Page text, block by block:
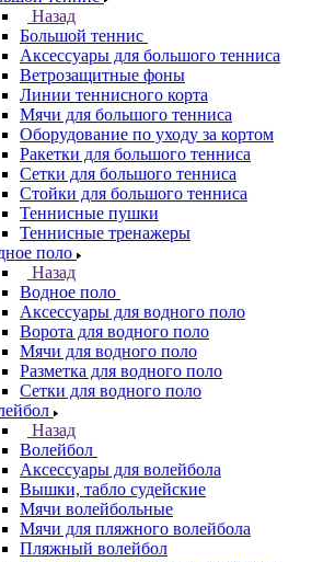
Назад
Большой теннис
Аксессуары для большого тенниса
Ветрозащитные фоны
Линии теннисного корта
Мячи для большого тенниса
Оборудование по уходу за кортом
Ракетки для большого тенниса
Сетки для большого тенниса
Стойки для большого тенниса
Теннисные пушки
Теннисные тренажеры
поло
Назад
Водное поло
Аксессуары для водного поло
Ворота для водного поло
Мячи для водного поло
Разметка для водного поло
Сетки для водного поло
Назад
Волейбол
Аксессуары для волейбола
Вышки, табло судейские
Мячи волейбольные
Мячи для пляжного волейбола
Пляжный волейбол